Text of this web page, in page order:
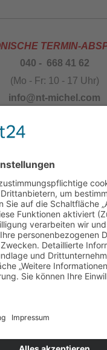
TERMIN-
040 - 668 41 62
(Mo - Fr: 10 - 17 Uhr)
info@nt-michel.com
KEINE
KUNDEN
AN.
Sitemap